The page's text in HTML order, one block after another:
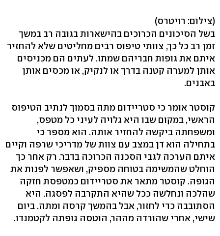
(צילום: רויטרס)
בשל הסיכונים הכרוכים בהישארות בגובה רב במשך
זמן רב כל כך, צוותי טיפוס רבים מחליטים שלא להחזיר
איתם את גופות חבריהם שמתו. לעתים הם מכניסים
אותן למערה קטנה בדרך או לנקיק, או מכסים אותן
באבנים.
קוסטר אומר כי סטריידום מתה בסמוך לנתיב הטיפוס
הראשי, במקום שבו היא גלויה לעיני כל מטפס,
ומשפחתה ביקשה להחזיר אותה. הוא מספר כי
בתחילה הוא דן במצב עם צוות של מדריכי שרפה וקיים
איתם הערכה לגבי הסכנה הכרוכה בדבר. רק אחר כך
הוחלט שהמשימה בטוחה מספיק, ושאפשר לפנות את
הגופה. קוסטר מתאר את סטריידום כמטפסת חזקה
שהלכה ונחלשה ככל שהיא התקרבה לפסגה. היא
הסתובבה כדי לחזור, אבל בהמשך קרסה ומתה. ביום
שישי, אחרי שהורדה מההר, הוטסה גופתה לקטמנדו.